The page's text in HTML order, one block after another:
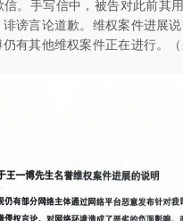
。手写信中，被告对此前其
谤言论道歉。维权案件进展
有其他维权案件正在进行。